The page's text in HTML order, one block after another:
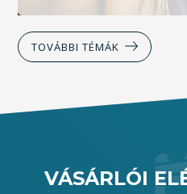
TOVÁBBI TÉMÁK
VÁSÁRLÓI